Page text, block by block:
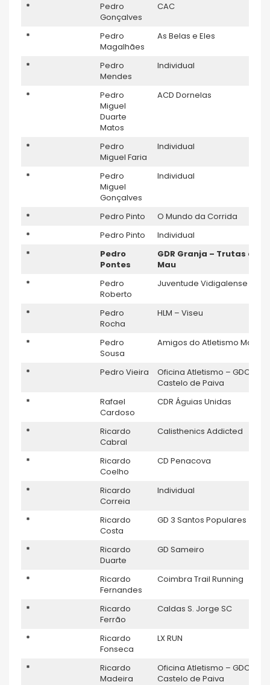
*
Pedro
Gonçalves
CAC
*
Pedro
Magalhães
As Belas e Eles
*
Pedro
Mendes
Individual
*
Pedro
Miguel
Duarte
Matos
ACD Dornelas
*
Pedro
Miguel Faria
Individual
*
Pedro
Miguel
Gonçalves
Individual
* Pedro Pinto
O Mundo da Corrida
*
Pedro Pinto
Individual
*
Pedro
Pontes
GDR Granja – Trutas do
Mau
*
Pedro
Roberto
Juventude Vidigalense
*
Pedro
Rocha
HLM – Viseu
*
Pedro
Sousa
Amigos do Atletismo Magna
* Pedro Vieira
Oficina Atletismo – GDC
Castelo de Paiva
*
Rafael
Cardoso
CDR Águias Unidas
*
Ricardo
Cabral
Calisthenics Addicted
*
Ricardo
Coelho
CD Penacova
*
Ricardo
Correia
Individual
*
Ricardo
Costa
GD 3 Santos Populares
*
Ricardo
Duarte
GD Sameiro
*
Ricardo
Fernandes
Coimbra Trail Running
*
Ricardo
Ferrão
Caldas S. Jorge SC
*
Ricardo
Fonseca
LX RUN
*
Ricardo
Madeira
Oficina Atletismo – GDC
Castelo de Paiva